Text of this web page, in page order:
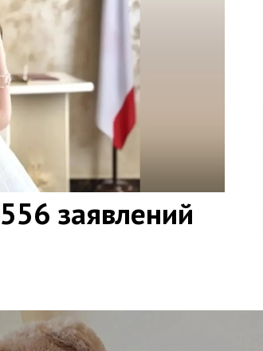
заявлений